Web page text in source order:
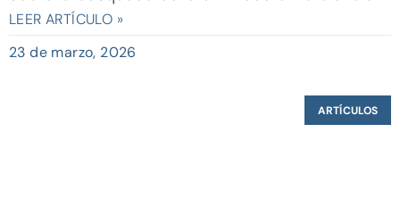
LEER ARTÍCULO »
23 de marzo, 2026
ARTÍCULOS